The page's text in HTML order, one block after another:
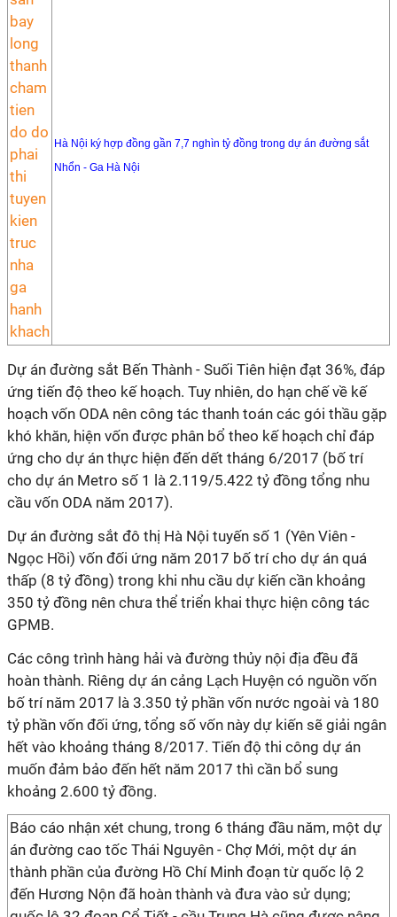
Hà Nội ký hợp đồng gần 7,7 nghìn tỷ đồng trong dự án đường sắt
Nhổn - Ga Hà Nội
Dự án đường sắt Bến Thành - Suối Tiên hiện đạt 36%, đáp
ứng tiến độ theo kế hoạch. Tuy nhiên, do hạn chế về kế
hoạch vốn ODA nên công tác thanh toán các gói thầu gặp
khó khăn, hiện vốn được phân bổ theo kế hoạch chỉ đáp
ứng cho dự án thực hiện đến dết tháng 6/2017 (bố trí
cho dự án Metro số 1 là 2.119/5.422 tỷ đồng tổng nhu
cầu vốn ODA năm 2017).
Dự án đường sắt đô thị Hà Nội tuyến số 1 (Yên Viên -
Ngọc Hồi) vốn đối ứng năm 2017 bố trí cho dự án quá
thấp (8 tỷ đồng) trong khi nhu cầu dự kiến cần khoảng
350 tỷ đồng nên chưa thể triển khai thực hiện công tác
GPMB.
Các công trình hàng hải và đường thủy nội địa đều đã
hoàn thành. Riêng dự án cảng Lạch Huyện có nguồn vốn
bố trí năm 2017 là 3.350 tỷ phần vốn nước ngoài và 180
tỷ phần vốn đối ứng, tổng số vốn này dự kiến sẽ giải ngân
hết vào khoảng tháng 8/2017. Tiến độ thi công dự án
muốn đảm bảo đến hết năm 2017 thì cần bổ sung
khoảng 2.600 tỷ đồng.
Báo cáo nhận xét chung, trong 6 tháng đầu năm, một dự
án đường cao tốc Thái Nguyên - Chợ Mới, một dự án
thành phần của đường Hồ Chí Minh đoạn từ quốc lộ 2
đến Hương Nộn đã hoàn thành và đưa vào sử dụng;